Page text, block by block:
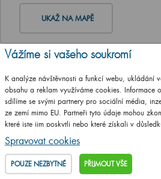
UKAŽ NA MAPĚ
Vážíme si vašeho soukromí
K analýze návštěvnosti a funkcí webu, ukládání
obsahu a reklam využíváme cookies. Informace
sdílíme se svými partnery pro sociální média,
ze zemí mimo EU. Partneři tyto údaje mohou
které jste jim poskytli nebo které získali v
služby.
Podrobné informace
Spravovat cookies
POUZE NEZBYTNÉ PŘIJMOUT VŠE